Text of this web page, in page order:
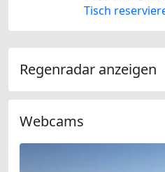
Tisch
Regenradar anzeigen
Webcams